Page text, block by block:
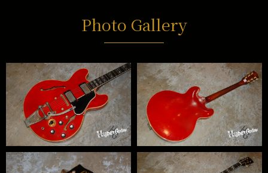
Photo Gallery